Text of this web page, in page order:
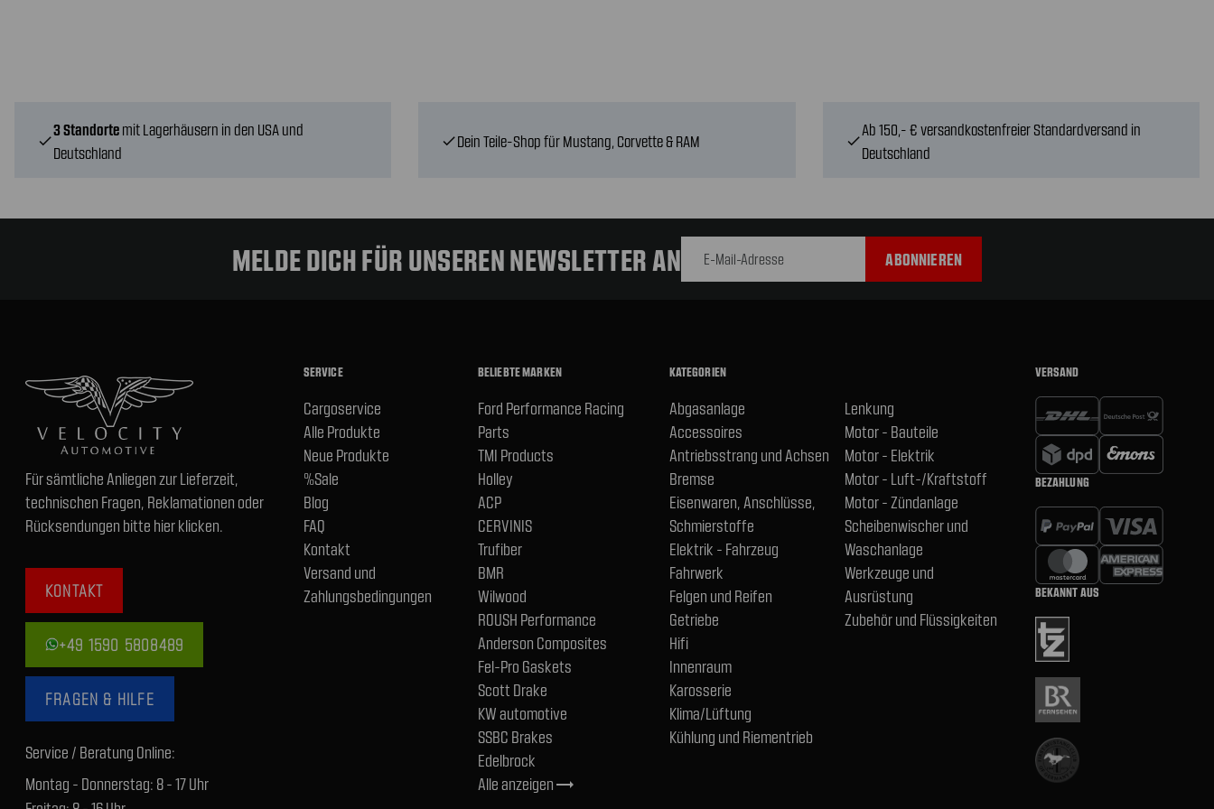
check
3 Standorte mit Lagerhäusern in den USA und
Deutschland
checkDein Teile-Shop für Mustang, Corvette & RAM check
Ab 150,- € versandkostenfreier Standardversand in
Deutschland
MELDE DICH FÜR UNSEREN NEWSLETTER AN
Für sämtliche Anliegen zur Lieferzeit,
technischen Fragen, Reklamationen oder
Rücksendungen bitte hier klicken.
KONTAKT
+49 1590 5808489
FRAGEN & HILFE
Service / Beratung Online:
Montag - Donnerstag: 8 - 17 Uhr
SERVICE
Cargoservice
Alle Produkte
Neue Produkte
%Sale
Blog
FAQ
Kontakt
Versand und
Zahlungsbedingungen
BELIEBTE MARKEN
Ford Performance Racing
Parts
TMI Products
Holley
ACP
CERVINIS
Trufiber
BMR
Wilwood
ROUSH Performance
Anderson Composites
Fel-Pro Gaskets
Scott Drake
KW automotive
SSBC Brakes
Edelbrock
Alle anzeigentrending_flat
KATEGORIEN
Abgasanlage
Accessoires
Antriebsstrang und Achsen
Bremse
Eisenwaren, Anschlüsse,
Schmierstoffe
Elektrik - Fahrzeug
Fahrwerk
Felgen und Reifen
Getriebe
Hifi
Innenraum
Karosserie
Klima/Lüftung
Kühlung und Riementrieb
Lenkung
Motor - Bauteile
Motor - Elektrik
Motor - Luft-/Kraftstoff
Motor - Zündanlage
Scheibenwischer und
Waschanlage
Werkzeuge und
Ausrüstung
Zubehör und Flüssigkeiten
VERSAND
BEZAHLUNG
BEKANNT AUS